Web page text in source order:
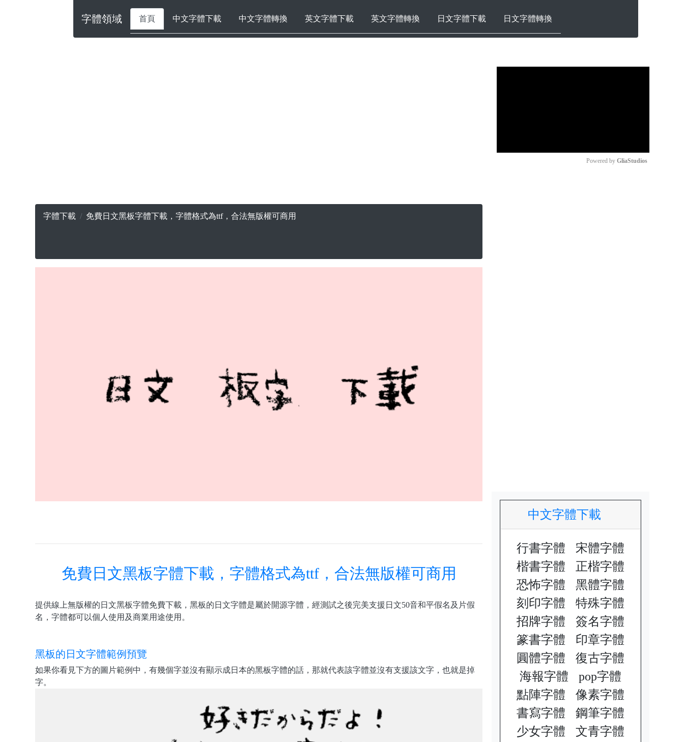
字體領域 首頁 中文字體下載 中文字體轉換 英文字體下載 英文字體轉換 日文字體下載 日文字體轉換
字體下載 免費日文黑板字體下載，字體格式為ttf，合法無版權可商用
免費日文黑板字體下載，字體格式為ttf，合法無版權可商用
提供線上無版權的日文黑板字體免費下載，黑板的日文字體是屬於開源字體，經測試之後完美支援日文50音和平假名及片假
名，字體都可以個人使用及商業用途使用。
黑板的日文字體範例預覽
如果你看見下方的圖片範例中，有幾個字並沒有顯示成日本的黑板字體的話，那就代表該字體並沒有支援該文字，也就是掉
字。
Powered by GliaStudios
中文字體下載
行書字體
宋體字體
楷書字體
正楷字體
恐怖字體
黑體字體
刻印字體
特殊字體
招牌字體
簽名字體
篆書字體
印章字體
圓體字體
復古字體
海報字體
pop字體
點陣字體
像素字體
書寫字體
鋼筆字體
少女字體
文青字體